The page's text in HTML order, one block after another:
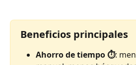
Beneficios principales
Ahorro de tiempo ⏱️: